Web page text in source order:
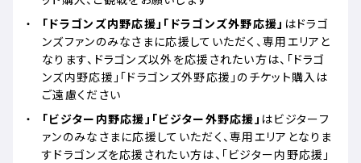
「ドラゴンズ内野応援」「ドラゴンズ外野応援」 はドラゴ
ンズファンのみなさまに応援していただく、専用エリアと
なります、ドラゴンズ以外を応援されたい方は、「ドラゴ
ンズ内野応援」「ドラゴンズ外野応援」のチケット購入は
ご遠慮ください
「ビジター内野応援」「ビジター外野応援」 はビジターフ
ァンのみなさまに応援していただく、専用エリアとなりま
すドラゴンズを応援されたい方は、「ビジター内野応援」